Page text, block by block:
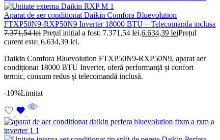
Aparat de aer conditionat Daikin Comfora Bluevolution
FTXP50N9-RXP50N9 Inverter 18000 BTU – Telecomanda inclusa
7.371,54lei Prețul inițial a fost: 7.371,54 lei.6.634,39 leiPrețul
curent este: 6.634,39 lei.
Daikin Comfora Bluevolution FTXP50N9-RXP50N9, aparat aer
condiționat 18000 BTU Inverter, oferă performanță și confort
termic, consum redus și telecomandă inclusă.
-10%Limitat